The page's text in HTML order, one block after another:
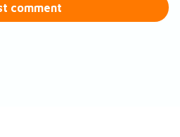
comment